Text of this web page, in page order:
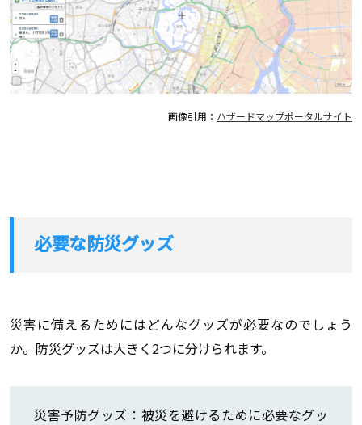
画像引用： ハザードマップポータルサイト
必要な防災グッズ
災害に備えるためにはどんなグッズが必要なのでしょう
か。防災グッズは大きく2つに分けられます。
災害予防グッズ：被災を避けるために必要なグッ